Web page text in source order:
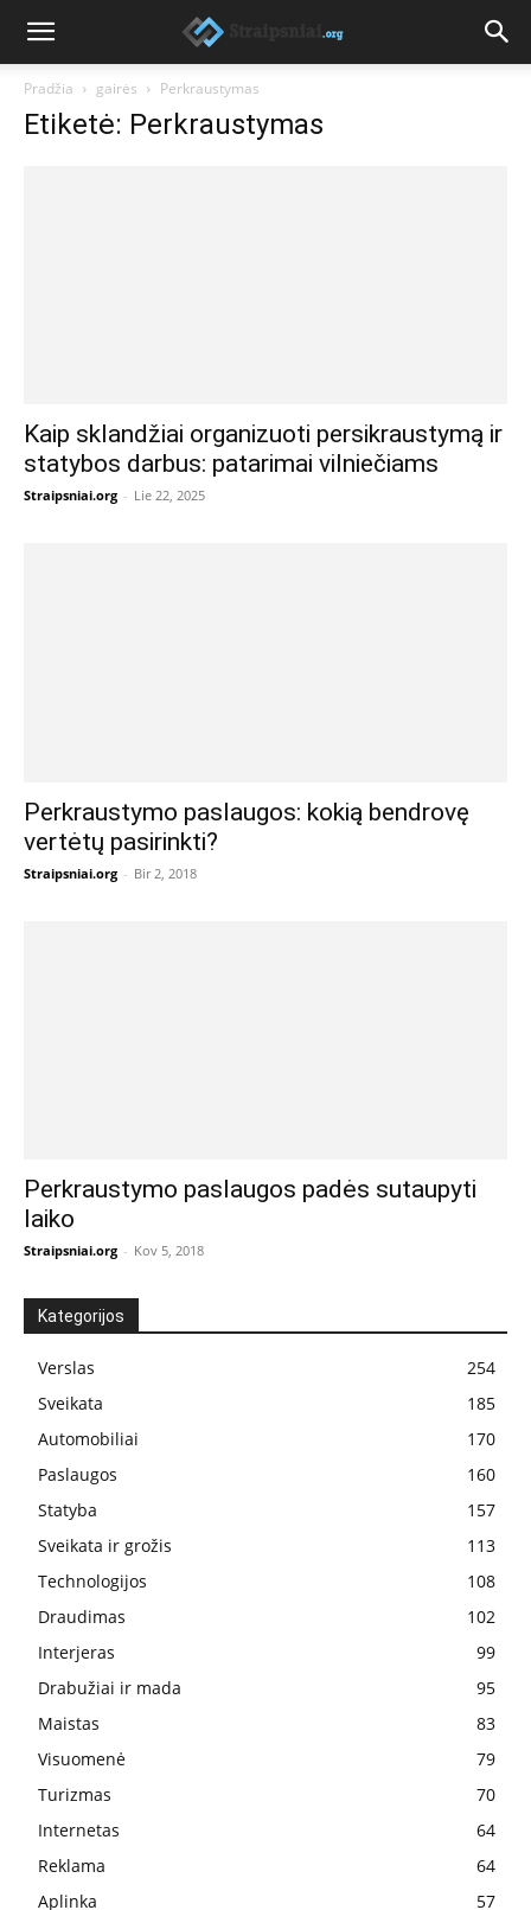
Pradžia gairės Perkraustymas
Etiketė: Perkraustymas
Kaip sklandžiai organizuoti persikraustymą ir
statybos darbus: patarimai vilniečiams
Straipsniai.org - Lie 22, 2025
Perkraustymo paslaugos: kokią bendrovę
vertėtų pasirinkti?
Straipsniai.org - Bir 2, 2018
Perkraustymo paslaugos padės sutaupyti
laiko
Straipsniai.org - Kov 5, 2018
Kategorijos
Verslas
254
Sveikata
185
Automobiliai
170
Paslaugos
160
Statyba
157
Sveikata ir grožis
113
Technologijos
108
Draudimas
102
Interjeras
99
Drabužiai ir mada
95
Maistas
83
Visuomenė
79
Turizmas
70
Internetas
64
Reklama
64
Aplinka
57